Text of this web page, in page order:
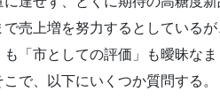
で売上増を努力するとしている
も「市としての評価」も曖昧なま
で、以下にいくつか質問する。